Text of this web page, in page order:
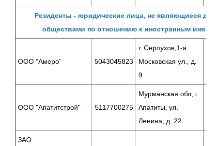
Резиденты - юридические лица, не являющиеся
обществами по отношению к иностранным
ООО "Амеро" 5043045823
г. Серпухов,1-я
Московская ул., д.
9
ООО "Апатитстрой" 5117700275
Мурманская обл, г.
Апатиты, ул.
Ленина, д. 22
ЗАО